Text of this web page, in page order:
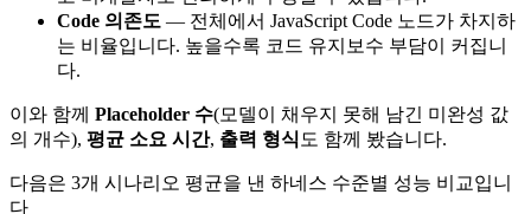
Code 의존도 — 전체에서 JavaScript Code 노드가 차지하
는 비율입니다. 높을수록 코드 유지보수 부담이 커집니
다.
이와 함께 Placeholder 수(모델이 채우지 못해 남긴 미완성 값
의 개수), 평균 소요 시간, 출력 형식 도 함께 봤습니다.
다음은 3개 시나리오 평균을 낸 하네스 수준별 성능 비교입니
다